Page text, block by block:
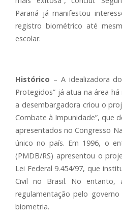
Paraná já manifestou
registro biométrico até
escolar.
Histórico – A idealizadora
Protegidos” já atua na área
a desembargadora criou o
Combate à Impunidade”, que
apresentados no Congresso
único no país. Em 1996, o
(PMDB/RS) apresentou o
Lei Federal 9.454/97, que
Civil no Brasil. No entanto,
regulamentação pelo
biometria.